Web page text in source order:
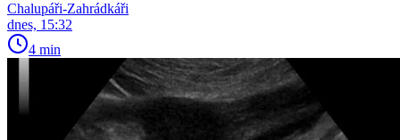
Chalupáři-Zahrádkáři
dnes, 15:32
4 min